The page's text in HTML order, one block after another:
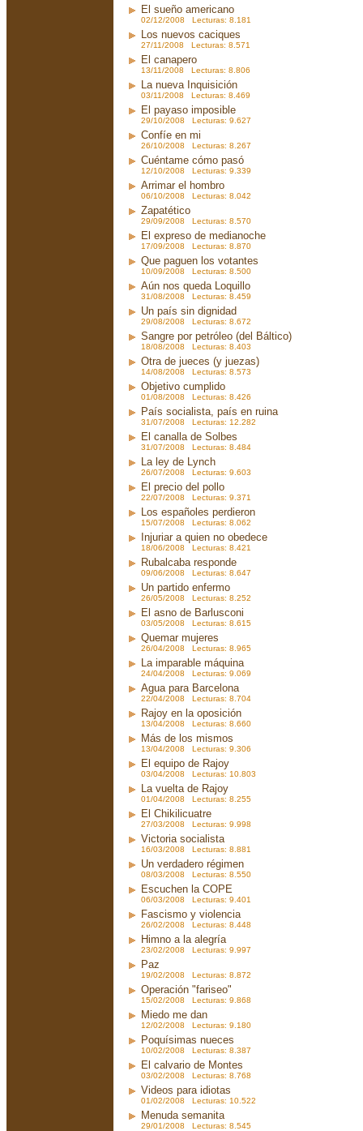
El sueño americano
02/12/2008 Lecturas: 8.181
Los nuevos caciques
27/11/2008 Lecturas: 8.571
El canapero
13/11/2008 Lecturas: 8.806
La nueva Inquisición
03/11/2008 Lecturas: 8.469
El payaso imposible
29/10/2008 Lecturas: 9.627
Confíe en mi
26/10/2008 Lecturas: 8.267
Cuéntame cómo pasó
12/10/2008 Lecturas: 9.339
Arrimar el hombro
06/10/2008 Lecturas: 8.042
Zapatético
29/09/2008 Lecturas: 8.570
El expreso de medianoche
17/09/2008 Lecturas: 8.870
Que paguen los votantes
10/09/2008 Lecturas: 8.500
Aún nos queda Loquillo
31/08/2008 Lecturas: 8.459
Un país sin dignidad
29/08/2008 Lecturas: 8.672
Sangre por petróleo (del Báltico)
18/08/2008 Lecturas: 8.403
Otra de jueces (y juezas)
14/08/2008 Lecturas: 8.573
Objetivo cumplido
01/08/2008 Lecturas: 8.426
País socialista, país en ruina
31/07/2008 Lecturas: 12.282
El canalla de Solbes
31/07/2008 Lecturas: 8.484
La ley de Lynch
26/07/2008 Lecturas: 9.603
El precio del pollo
22/07/2008 Lecturas: 9.371
Los españoles perdieron
15/07/2008 Lecturas: 8.062
Injuriar a quien no obedece
18/06/2008 Lecturas: 8.421
Rubalcaba responde
09/06/2008 Lecturas: 8.647
Un partido enfermo
26/05/2008 Lecturas: 8.252
El asno de Barlusconi
03/05/2008 Lecturas: 8.615
Quemar mujeres
26/04/2008 Lecturas: 8.965
La imparable máquina
24/04/2008 Lecturas: 9.069
Agua para Barcelona
22/04/2008 Lecturas: 8.704
Rajoy en la oposición
13/04/2008 Lecturas: 8.660
Más de los mismos
13/04/2008 Lecturas: 9.306
El equipo de Rajoy
03/04/2008 Lecturas: 10.803
La vuelta de Rajoy
01/04/2008 Lecturas: 8.255
El Chikilicuatre
27/03/2008 Lecturas: 9.998
Victoria socialista
16/03/2008 Lecturas: 8.881
Un verdadero régimen
08/03/2008 Lecturas: 8.550
Escuchen la COPE
06/03/2008 Lecturas: 9.401
Fascismo y violencia
26/02/2008 Lecturas: 8.448
Himno a la alegría
23/02/2008 Lecturas: 9.997
Paz
19/02/2008 Lecturas: 8.872
Operación "fariseo"
15/02/2008 Lecturas: 9.868
Miedo me dan
12/02/2008 Lecturas: 9.180
Poquísimas nueces
10/02/2008 Lecturas: 8.387
El calvario de Montes
03/02/2008 Lecturas: 8.768
Videos para idiotas
01/02/2008 Lecturas: 10.522
Menuda semanita
29/01/2008 Lecturas: 8.545